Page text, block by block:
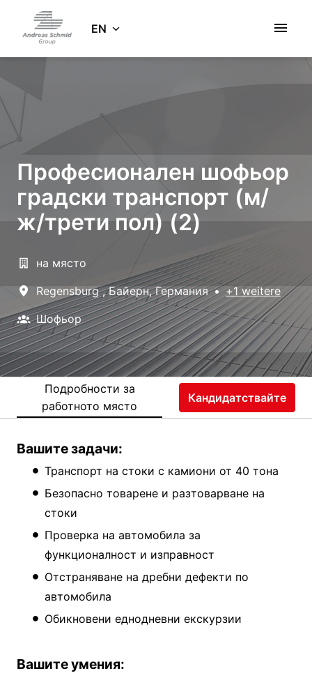
contentHomepage EN
Професионален шофьор
градски транспорт (м/
ж/трети пол) (2)
на място
Regensburg, Байерн, Германия • +1 weitere
Шофьор
Подробности за
работното място
Кандидатствайте
Вашите задачи:
Транспорт на стоки с камиони от 40 тона
Безопасно товарене и разтоварване на
стоки
Проверка на автомобила за
функционалност и изправност
Отстраняване на дребни дефекти по
автомобила
Обикновени еднодневни екскурзии
Вашите умения: